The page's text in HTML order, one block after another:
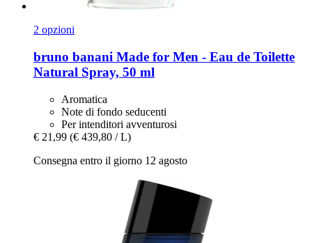
2 opzioni
bruno banani Made for Men -​ Eau de Toilette
Natural Spray, 50 ml
Aromatica
Note di fondo seducenti
Per intenditori avventurosi
€ 21,99 (€ 439,80 / L)
Consegna entro il giorno 12 agosto